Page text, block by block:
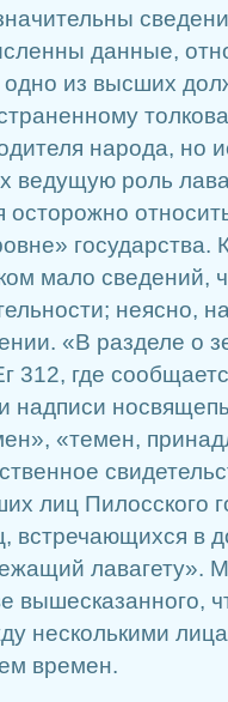
данные,
одно из высших
народа, но
роль
осторожно
государства.
мало сведений,
неясно,
«В разделе о
312, где
надписи
«темен,
лиц Пилосского
встречающихся в
лавагету».
вышесказанного,
несколькими
времен.